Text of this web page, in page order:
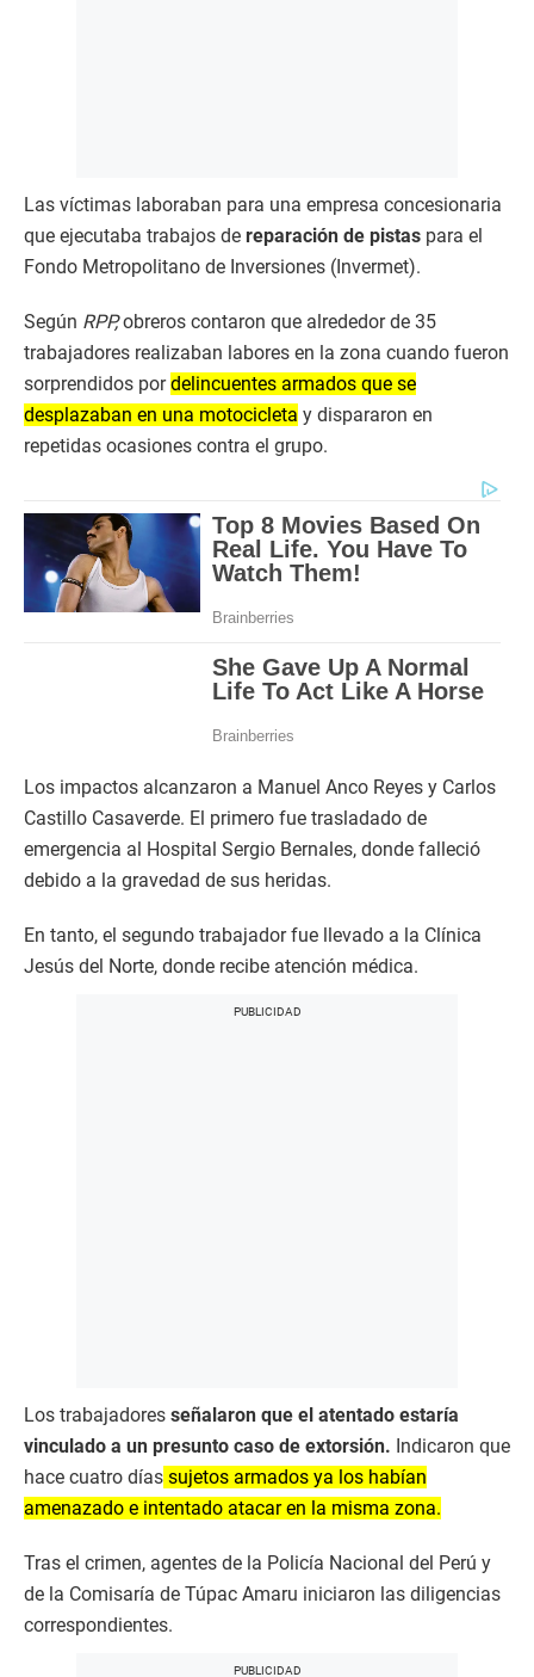
Las víctimas laboraban para una empresa concesionaria
que ejecutaba trabajos de reparación de pistas para el
Fondo Metropolitano de Inversiones (Invermet).
Según RPP,obreros contaron que alrededor de 35
trabajadores realizaban labores en la zona cuando fueron
sorprendidos pordelincuentes armados que se
desplazaban en una motocicleta y dispararon en
repetidas ocasiones contra el grupo.
Los impactos alcanzaron a Manuel Anco Reyes y Carlos
Castillo Casaverde. El primero fue trasladado de
emergencia al Hospital Sergio Bernales, donde falleció
debido a la gravedad de sus heridas.
En tanto, el segundo trabajador fue llevado a la Clínica
Jesús del Norte, donde recibe atención médica.
Los trabajadores señalaron que el atentado estaría
vinculado a un presunto caso de extorsión. Indicaron que
hace cuatro días sujetos armados ya los habían
amenazado e intentado atacar en la misma zona.
Tras el crimen, agentes de la Policía Nacional del Perú y
de la Comisaría de Túpac Amaru iniciaron las diligencias
correspondientes.